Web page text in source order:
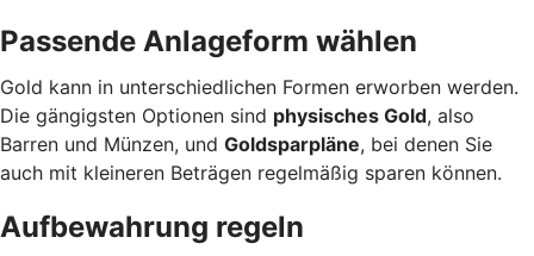
Passende Anlageform wählen
Gold kann in unterschiedlichen Formen erworben werden.
Die gängigsten Optionen sind physisches Gold, also
Barren und Münzen, und Goldsparpläne, bei denen Sie
auch mit kleineren Beträgen regelmäßig sparen können.
Aufbewahrung regeln